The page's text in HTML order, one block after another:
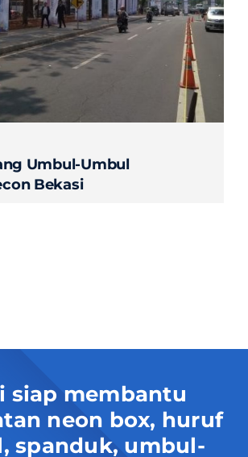
Umbul-Umbul
Bekasi
siap membantu
neon box, huruf
spanduk, umbul-